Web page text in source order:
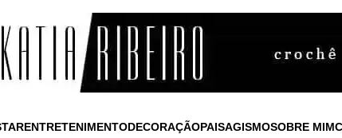
ENTRETENIMENTODECORAÇÃOPAISAGISMOSOBRE MIM